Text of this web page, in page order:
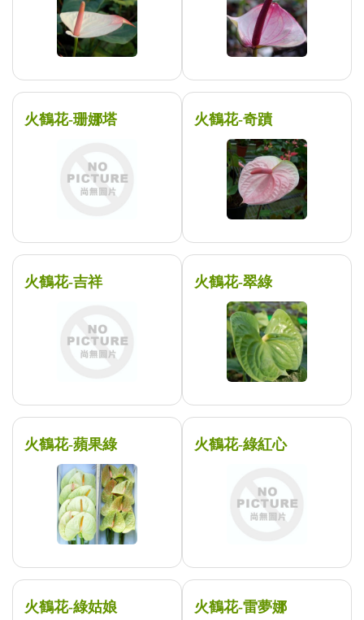
火鶴花-珊娜塔 火鶴花-奇蹟
火鶴花-吉祥 火鶴花-翠綠
火鶴花-蘋果綠 火鶴花-綠紅心
火鶴花-綠姑娘 火鶴花-雷夢娜